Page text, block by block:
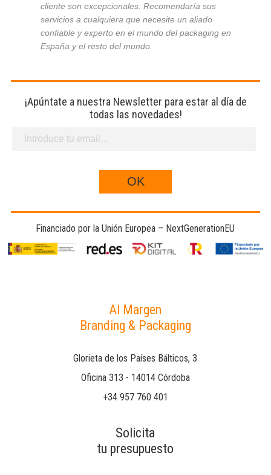
cliente son excepcionales. Recomendaría sus
servicios a cualquiera que necesite un aliado
confiable y experto en el mundo del packaging en
España y el resto del mundo.
¡Apúntate a nuestra Newsletter para estar al día de
todas las novedades!
Financiado por la Unión Europea – NextGenerationEU
Al Margen
Branding & Packaging
Glorieta de los Países Bálticos, 3
Oficina 313 - 14014 Córdoba
+34 957 760 401
Solicita
tu presupuesto